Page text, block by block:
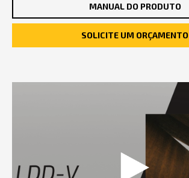
MANUAL DO PRODUTO
SOLICITE UM ORÇAMENTO